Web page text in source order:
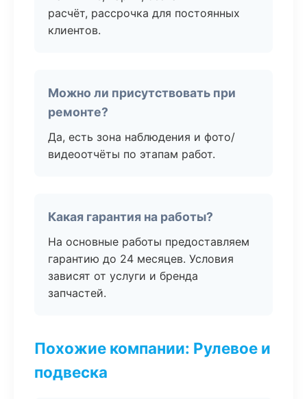
расчёт, рассрочка для постоянных
клиентов.
Можно ли присутствовать при
ремонте?
Да, есть зона наблюдения и фото/
видеоотчёты по этапам работ.
Какая гарантия на работы?
На основные работы предоставляем
гарантию до 24 месяцев. Условия
зависят от услуги и бренда
запчастей.
Похожие компании: Рулевое и
подвеска